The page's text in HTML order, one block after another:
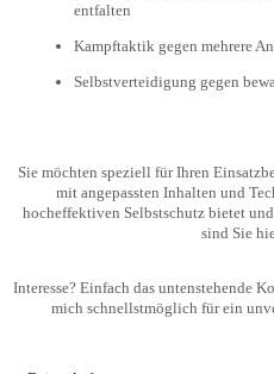
entfalten
Kampftaktik gegen mehrere
Selbstverteidigung gegen
Sie möchten speziell für Ihren
mit angepassten Inhalten und
hocheffektiven Selbstschutz bietet
sind Sie
Interesse? Einfach das untenstehende
mich schnellstmöglich für ein